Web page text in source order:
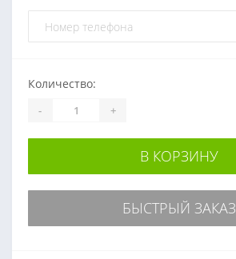
Количество:
- +
В КОРЗИНУ
БЫСТРЫЙ ЗАКАЗ